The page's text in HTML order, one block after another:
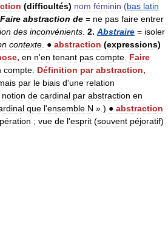
(difficultés) nom féminin (bas latin
Faire abstraction de = ne pas faire entrer
des inconvénients 2. Abstraire = isoler
contexte ● abstraction (expressions)
, en n'en tenant pas compte Faire
compte Définition par abstraction,
par le biais d'une relation
notion de cardinal par abstraction en
que l'ensemble N ».) ● abstraction
; vue de l'esprit (souvent péjoratif)